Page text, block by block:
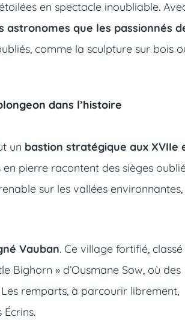
en spectacle inoubliable.
que les passionnés
comme la sculpture sur bois
dans l’histoire
un bastion stratégique aux XVIIe
pierre racontent des sièges
sur les vallées environnantes,
Vauban. Ce village fortifié, classé
Bighorn » d’Ousmane Sow, où des
remparts, à parcourir librement,